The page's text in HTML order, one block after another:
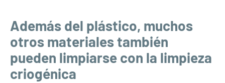
Además del plástico, muchos
otros materiales también
pueden limpiarse con la limpieza
criogénica